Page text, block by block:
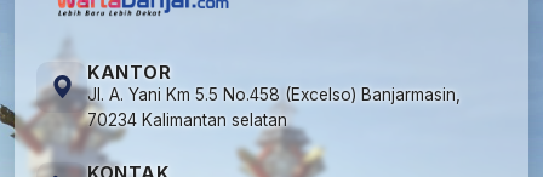
KANTOR
Jl. A. Yani Km 5.5 No.458 (Excelso) Banjarmasin,
70234 Kalimantan selatan
KONTAK